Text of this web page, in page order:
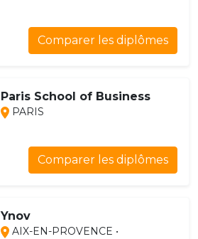
Comparer les diplômes
Paris School of Business
PARIS
Comparer les diplômes
Ynov
AIX-EN-PROVENCE •